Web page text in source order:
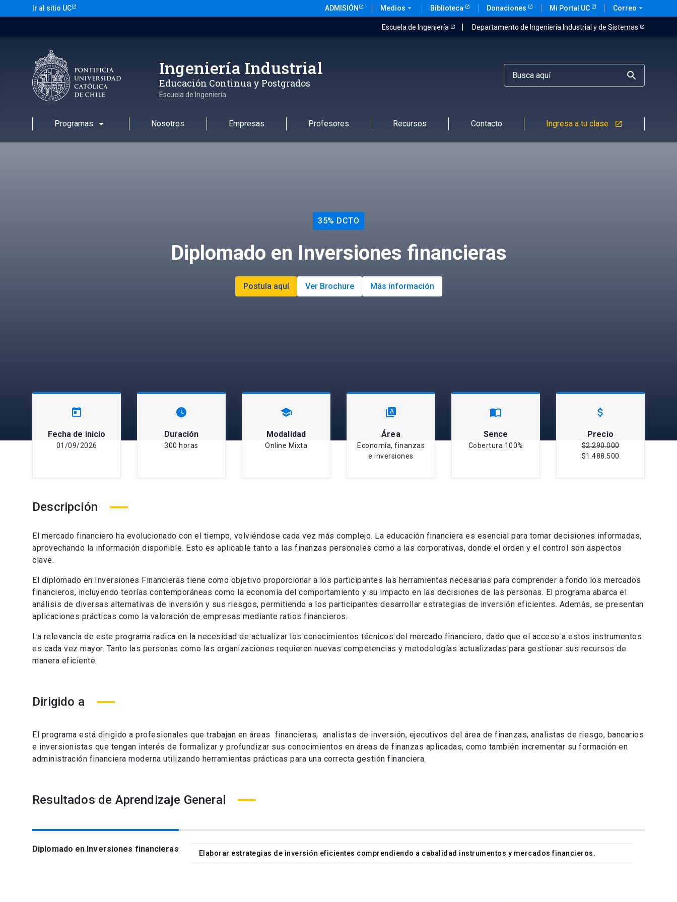
al
Ir al sitio UC ADMISIÓN Medios arrow_drop_down Biblioteca Donaciones Mi Portal UC Correo arrow_drop_down
Escuela de Ingeniería Departamento de Ingeniería Industrial y de Sistemas
Ingeniería Industrial
Educación Continua y Postgrados
Escuela de Ingeniería
Programas arrow_drop_down Nosotros Empresas Profesores Recursos Contacto Ingresa a tu clase launch
35% DCTO
Diplomado en Inversiones financieras
Postula aquí Ver Brochure Más información
today
Fecha de inicio
01/09/2026
watch_later
Duración
300 horas
school
Modalidad
Online Mixta
type_specimen
Área
Economía, finanzas
e inversiones
import_contacts
Sence
Cobertura 100%
attach_money
Precio
$2.290.000
$1.488.500
Descripción
El mercado financiero ha evolucionado con el tiempo, volviéndose cada vez más complejo. La educación financiera es esencial para tomar decisiones informadas,
aprovechando la información disponible. Esto es aplicable tanto a las finanzas personales como a las corporativas, donde el orden y el control son aspectos
clave.
El diplomado en Inversiones Financieras tiene como objetivo proporcionar a los participantes las herramientas necesarias para comprender a fondo los mercados
financieros, incluyendo teorías contemporáneas como la economía del comportamiento y su impacto en las decisiones de las personas. El programa abarca el
análisis de diversas alternativas de inversión y sus riesgos, permitiendo a los participantes desarrollar estrategias de inversión eficientes. Además, se presentan
aplicaciones prácticas como la valoración de empresas mediante ratios financieros.
La relevancia de este programa radica en la necesidad de actualizar los conocimientos técnicos del mercado financiero, dado que el acceso a estos instrumentos
es cada vez mayor. Tanto las personas como las organizaciones requieren nuevas competencias y metodologías actualizadas para gestionar sus recursos de
manera eficiente.
Dirigido a
El programa está dirigido a profesionales que trabajan en áreas financieras, analistas de inversión, ejecutivos del área de finanzas, analistas de riesgo, bancarios
e inversionistas que tengan interés de formalizar y profundizar sus conocimientos en áreas de finanzas aplicadas, como también incrementar su formación en
administración financiera moderna utilizando herramientas prácticas para una correcta gestión financiera.
Resultados de Aprendizaje General
Diplomado en Inversiones financieras Elaborar estrategias de inversión eficientes comprendiendo a cabalidad instrumentos y mercados financieros.